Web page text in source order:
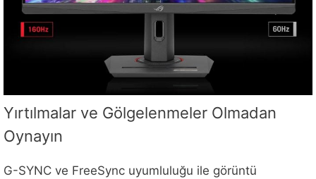
Yırtılmalar ve Gölgelenmeler Olmadan
Oynayın
G-SYNC ve FreeSync uyumluluğu ile görüntü